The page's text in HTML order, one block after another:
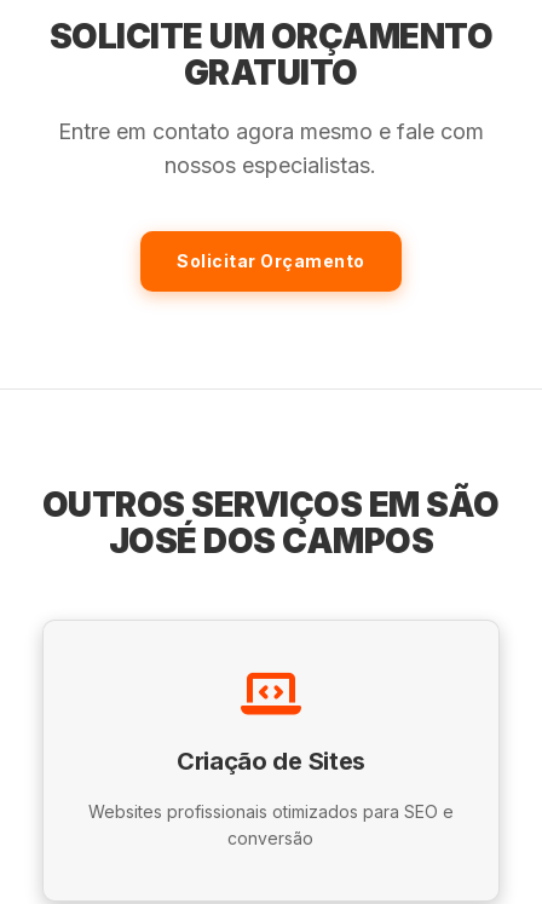
SOLICITE UM ORÇAMENTO
GRATUITO
Entre em contato agora mesmo e fale com
nossos especialistas.
Solicitar Orçamento
OUTROS SERVIÇOS EM SÃO
JOSÉ DOS CAMPOS
Criação de Sites
Websites profissionais otimizados para SEO e
conversão